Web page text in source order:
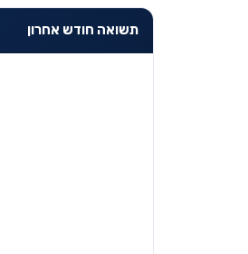
תשואה חודש אחרון